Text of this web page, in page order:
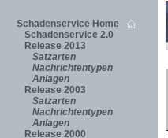
Schadenservice Home
Schadenservice 2.0
Release 2013
Satzarten
Nachrichtentypen
Anlagen
Release 2003
Satzarten
Nachrichtentypen
Anlagen
Release 2000